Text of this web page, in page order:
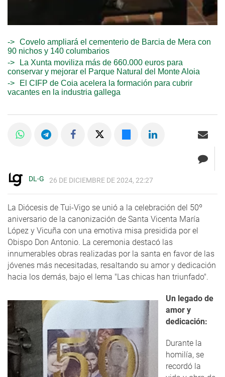
Covelo ampliará el cementerio de Barcia de Mera con
90 nichos y 140 columbarios
La Xunta moviliza más de 660.000 euros para
conservar y mejorar el Parque Natural del Monte Aloia
El CIFP de Coia acelera la formación para cubrir
vacantes en la industria gallega
DL-G 26 DE DICIEMBRE DE 2024, 22:27
La Diócesis de Tui-Vigo se unió a la celebración del 50º
aniversario de la canonización de Santa Vicenta María
López y Vicuña con una emotiva misa presidida por el
Obispo Don Antonio. La ceremonia destacó las
innumerables obras realizadas por la santa en favor de las
jóvenes más necesitadas, resaltando su amor y dedicación
hacia los demás, bajo el lema "Las chicas han triunfado".
Un legado de
amor y
dedicación:
Durante la
homilía, se
recordó la